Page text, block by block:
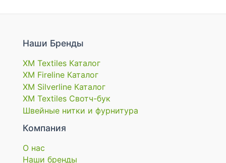
Наши Бренды
XM Textiles Каталог
XM Fireline Каталог
XM Silverline Каталог
XM Textiles Свотч-бук
Швейные нитки и фурнитура
Компания
О нас
Наши бренды